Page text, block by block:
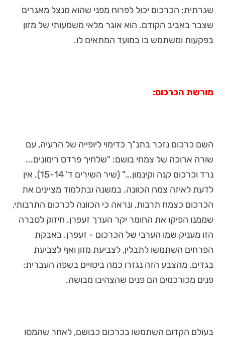
שגרתית: הכרכום יכול לפרוח מפני שהוא מנצל מאגרים
שצבר באביב הקודם. הוא אוגר מלאי משמעותי של מזון
בפקעות ומשתמש בו במועד המתאים לו.
מורשת הכרכום:
השם כרכום נזכר בתנ"ך כדימוי ליופייה של הרעיה, עם
שורה ארוכה של צמחי בושם: "שלחיך פרדס רימונים...
נרד וכרכום קנה וקינמון..." (שיר השירים ד' 15-14). אין
לדעת לאיזה צמח הכוונה. במשנה ובתלמוד מציינים את
הכרכום כצמח תרבות, ונראה כי הכוונה לכרכום התרבותי,
שממנו הפיקו את החומר יקר הערך זעפרן. חיזוק לסברה
הזו מעניק שמו הערבי של הכרכום - זעפרן. באבקת
הפרחים השתמשו לתבלין, לצביעת מזון ואף לצביעת
בגדים. מהצבע הזה נגזרו כמה ביטויים בשפה העברית:
פנים מכורכמים הם פנים שהצהיבו מבושה.
בעולם הקדום השתמשו בכרכום כבושם, לאחר שהמסו